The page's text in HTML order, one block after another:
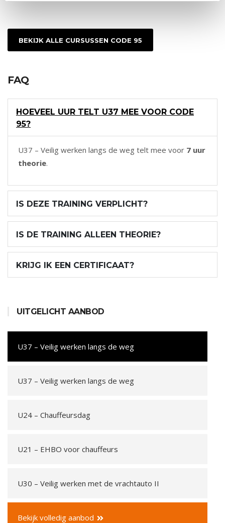
UITGELICHT AANBOD
U37 – Veilig werken langs de weg
U37 – Veilig werken langs de weg
U24 – Chauffeursdag
U21 – EHBO voor chauffeurs
U30 – Veilig werken met de vrachtauto II
Bekijk volledig aanbod
BEKIJK ALLE CURSUSSEN CODE 95
FAQ
HOEVEEL UUR TELT U37 MEE VOOR CODE
95?
U37 – Veilig werken langs de weg telt mee voor 7 uur
theorie.
IS DEZE TRAINING VERPLICHT?
IS DE TRAINING ALLEEN THEORIE?
KRIJG IK EEN CERTIFICAAT?